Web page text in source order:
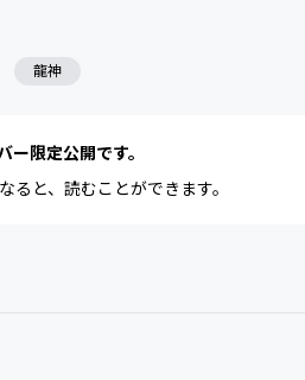
龍神
ー限定公開です。
ると、読むことができます。